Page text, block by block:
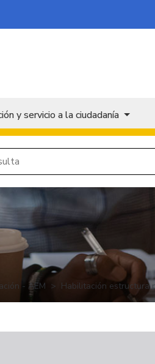
y servicio a la ciudadanía
- AEM Habilitación estructura